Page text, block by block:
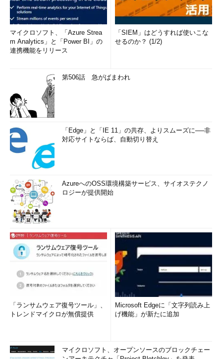
マイクロソフト、「Azure Strea
m Analytics」と「Power BI」の
連携機能をリリース
「SIEM」はどうすれば使いこな
せるのか？ (1/2)
第506話 急がばまわれ
「Edge」と「IE 11」の共存、よりスムーズに──非
対応サイトならば、自動切り替え
AzureへのOSS環境構築サービス、サイオステクノ
ロジーが提供開始
「ランサムウェア復号ツール」、
トレンドマイクロが無償提供
Microsoft Edgeに「文字列読み上
げ機能」が新たに追加
マイクロソフト、オープンソースのブロックチェー